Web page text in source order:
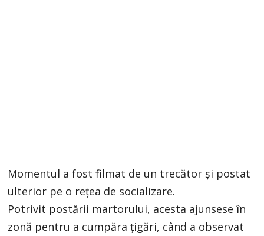
Momentul a fost filmat de un trecător și postat
ulterior pe o rețea de socializare.
Potrivit postării martorului, acesta ajunsese în
zonă pentru a cumpăra țigări, când a observat